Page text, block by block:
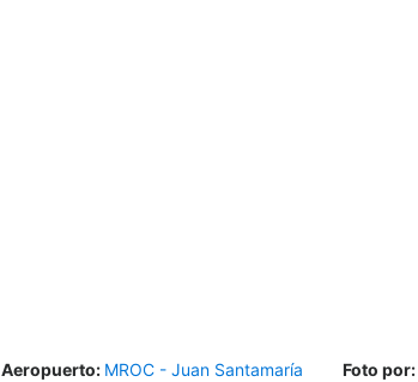
Aeropuerto: MROC - Juan Santamaría
Foto por: